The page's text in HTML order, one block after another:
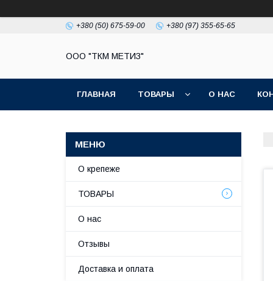
+380 (50) 675-59-00 +380 (97) 355-65-65
ООО "ТКМ МЕТИЗ"
ГЛАВНАЯ ТОВАРЫ О НАС
О крепеже
ТОВАРЫ
О нас
Отзывы
Доставка и оплата